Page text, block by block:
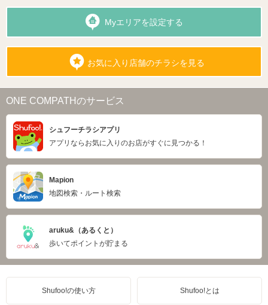
Myエリアを設定する
お気に入り店舗のチラシを見る
ONE COMPATHのサービス
シュフーチラシアプリ
アプリならお気に入りのお店がすぐに見つかる！
Mapion
地図検索・ルート検索
aruku&（あるくと）
歩いてポイントが貯まる
Shufoo!の使い方 Shufoo!とは